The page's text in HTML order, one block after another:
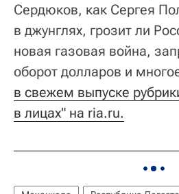
Сердюков, как Сергея
в джунглях, грозит ли
новая газовая война,
оборот долларов и
в свежем выпуске
в лицах" на ria.ru.